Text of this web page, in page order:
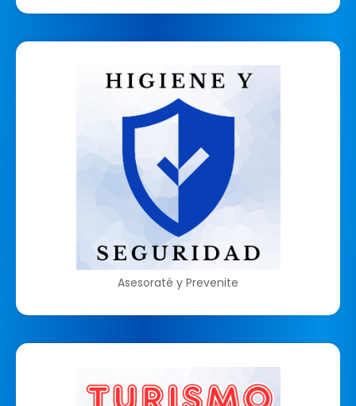
Asesoraté y Prevenite